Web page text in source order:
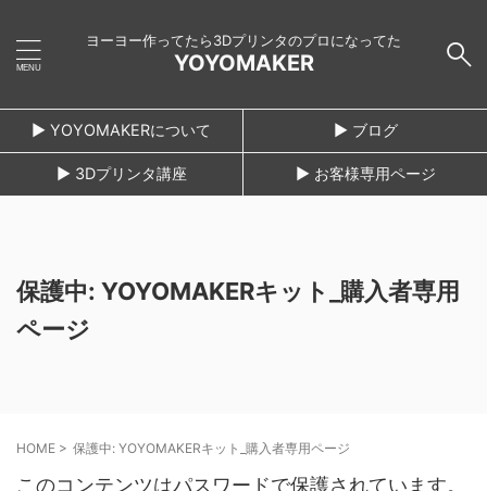
ヨーヨー作ってたら3Dプリンタのプロになってた
YOYOMAKER
► YOYOMAKERについて ► ブログ
► 3Dプリンタ講座 ► お客様専用ページ
保護中: YOYOMAKERキット_購入者専用
ページ
HOME > 保護中: YOYOMAKERキット_購入者専用ページ
このコンテンツはパスワードで保護されています。